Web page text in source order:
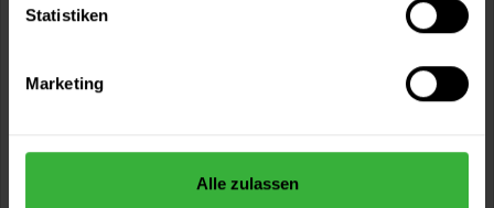
Statistiken
Marketing
Alle zulassen
0,75 Liter 44,49 €
59,32 € / 1 Liter